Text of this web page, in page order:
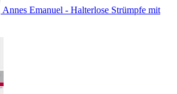
Annes Emanuel - Halterlose Strümpfe mit